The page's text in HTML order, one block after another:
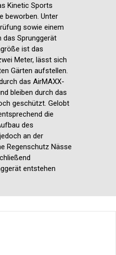
Kinetic Sports
beworben. Unter
sowie einem
das Sprunggerät
ist das
Meter, lässt sich
Gärten aufstellen.
das AirMAXX-
bleiben durch das
geschützt. Gelobt
die
des
an der
Regenschutz Nässe
entstehen